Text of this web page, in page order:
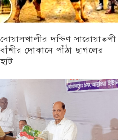
বোয়ালখালীর দক্ষিণ সারোয়াতলী
বাঁশীর দোকানে পাঁঠা ছাগলের
হাট